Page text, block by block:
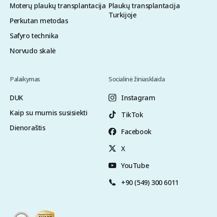
Moterų plaukų transplantacija
Perkutan metodas
Safyro technika
Norvudo skalė
Plaukų transplantacija
Turkijoje
Palaikymas
DUK
Kaip su mumis susisiekti
Dienoraštis
Socialinė žiniasklaida
Instagram
TikTok
Facebook
X
YouTube
+90 (549) 300 6011